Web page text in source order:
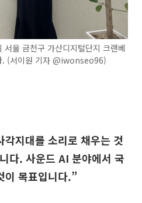
울 금천구 가산디지털단지 크랜베
. (서이원 기자 @iwonseo96)
지대를 소리로 채우는 것
다. 사운드 AI 분야에서 국
이 목표입니다.”